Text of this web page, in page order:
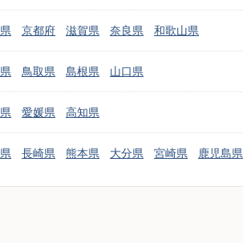
京都府 滋賀県 奈良県 和歌山県
鳥取県 島根県 山口県
愛媛県 高知県
長崎県 熊本県 大分県 宮崎県 鹿児島県